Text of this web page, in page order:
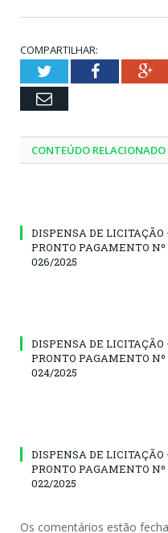
COMPARTILHAR:
TwitterFacebook
Email
CONTEÚDO RELACIONADO
DISPENSA DE LICITAÇÃO
PRONTO PAGAMENTO Nº
026/2025
DISPENSA DE LICITAÇÃO
PRONTO PAGAMENTO Nº
024/2025
DISPENSA DE LICITAÇÃO
PRONTO PAGAMENTO Nº
022/2025
Os comentários estão